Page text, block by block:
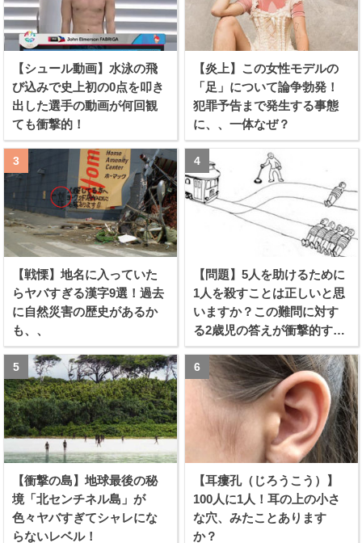
【シュール動画】水泳の飛
び込みで史上初の0点を叩き
出した選手の動画が何回観
ても衝撃的！
【炎上】この女性モデルの
「足」について論争勃発！
犯罪予告まで発生する事態
に、、一体なぜ？
【戦慄】地名に入っていた
らヤバすぎる漢字9選！過去
に自然災害の歴史があるか
も、、
【問題】5人を助けるために
1人を殺すことは正しいと思
いますか？この難問に対す
る2歳児の答えが衝撃的すぎ
る！！
【衝撃の島】地球最後の秘
境「北センチネル島」が
色々ヤバすぎてシャレにな
らないレベル！
【耳瘻孔（じろうこう）】
100人に1人！耳の上の小さ
な穴、みたことあります
か？